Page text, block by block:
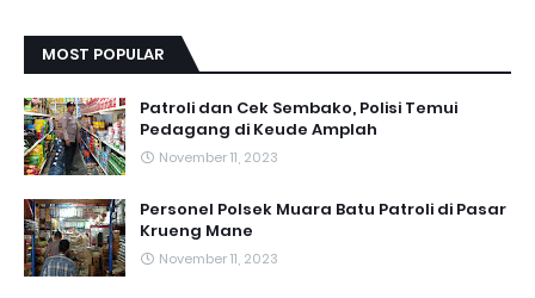
MOST POPULAR
Patroli dan Cek Sembako, Polisi Temui
Pedagang di Keude Amplah
November 11, 2023
Personel Polsek Muara Batu Patroli di Pasar
Krueng Mane
November 11, 2023